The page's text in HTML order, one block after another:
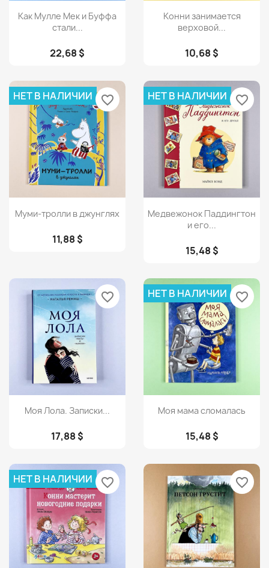
Просмотр
Как Мулле Мек и Буффа
стали...
22,68 $
Просмотр
Конни занимается
верховой...
10,68 $
Просмотр
Муми-тролли в джунглях
11,88 $
НЕТ В НАЛИЧИИ favorite_border
Просмотр
Медвежонок Паддингтон
и его...
15,48 $
НЕТ В НАЛИЧИИ favorite_border
Просмотр
Моя Лола. Записки...
17,88 $
favorite_border
Просмотр
Моя мама сломалась
15,48 $
НЕТ В НАЛИЧИИ favorite_border
НЕТ В НАЛИЧИИ favorite_border favorite_border